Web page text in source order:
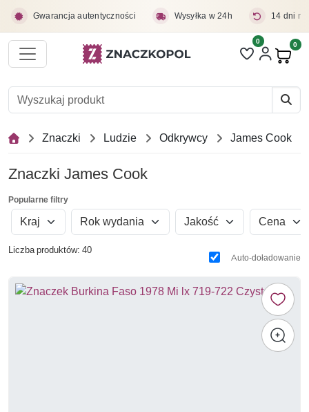
Gwarancja autentyczności Wysyłka w 24h 14 dni
Liczba pozycji
0 0
Znaczki Ludzie Odkrywcy James Cook
Znaczki James Cook
Popularne filtry
Kraj Rok wydania Jakość Cena
Liczba produktów: 40
Auto-doładowanie